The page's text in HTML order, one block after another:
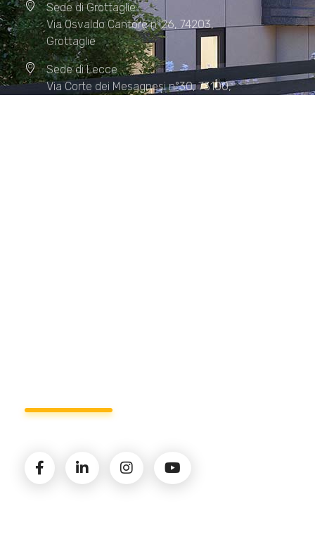
Sede di Grottaglie
Via Osvaldo Cantore n°26, 74203,
Grottaglie
Sede di Lecce
Via Corte dei Mesagnesi n°30, 73100,